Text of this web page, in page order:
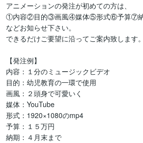
アニメーションの発注が初めての方は、
①内容②目的③画風④媒体⑤形式⑥予算⑦
などお知らせ下さい。
できるだけご要望に沿ってご案内致します。
【発注例】
内容：１分のミュージックビデオ
目的：幼児教育の一環で使用
画風：２頭身で可愛いく
媒体：YouTube
形式：1920×1080のmp4
予算：１５万円
納期：４月末まで